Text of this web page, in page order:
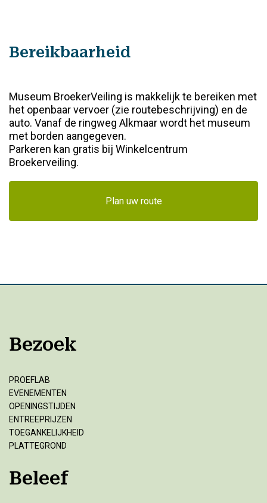
Bereikbaarheid
Museum BroekerVeiling is makkelijk te bereiken met
het openbaar vervoer (zie routebeschrijving) en de
auto. Vanaf de ringweg Alkmaar wordt het museum
met borden aangegeven.
Parkeren kan gratis bij Winkelcentrum
Broekerveiling.
Plan uw route
Bezoek
PROEFLAB
EVENEMENTEN
OPENINGSTIJDEN
ENTREEPRIJZEN
TOEGANKELIJKHEID
PLATTEGROND
Beleef